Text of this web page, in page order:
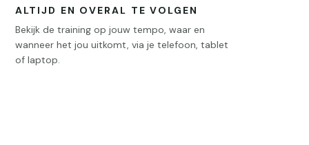
ALTIJD EN OVERAL TE VOLGEN
Bekijk de training op jouw tempo, waar en
wanneer het jou uitkomt, via je telefoon, tablet
of laptop.